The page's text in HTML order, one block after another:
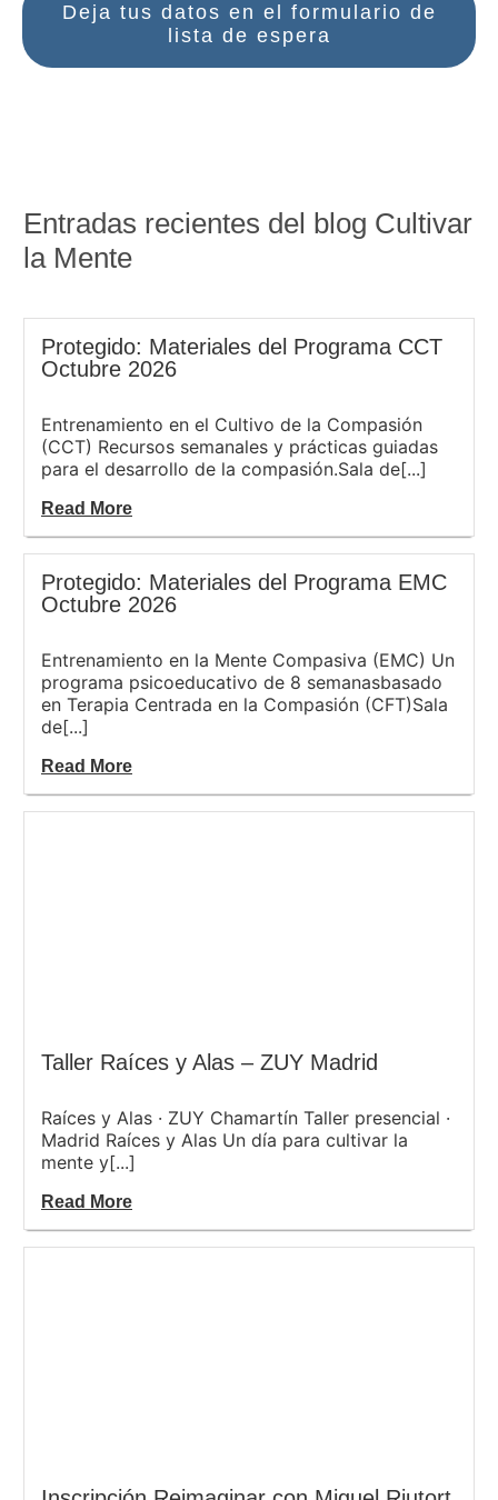
Deja tus datos en el formulario de
lista de espera
Entradas recientes del blog Cultivar
la Mente
Protegido: Materiales del Programa CCT
Octubre 2026
Entrenamiento en el Cultivo de la Compasión
(CCT) Recursos semanales y prácticas guiadas
para el desarrollo de la compasión.Sala de[...]
Read More
Protegido: Materiales del Programa EMC
Octubre 2026
Entrenamiento en la Mente Compasiva (EMC) Un
programa psicoeducativo de 8 semanasbasado
en Terapia Centrada en la Compasión (CFT)Sala
de[...]
Read More
Taller Raíces y Alas – ZUY Madrid
Raíces y Alas · ZUY Chamartín Taller presencial ·
Madrid Raíces y Alas Un día para cultivar la
mente y[...]
Read More